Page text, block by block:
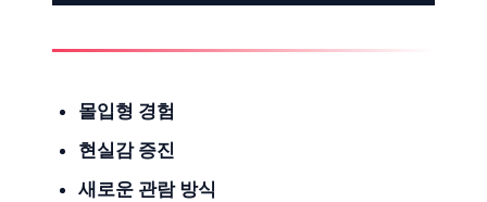
몰입형 경험
현실감 증진
새로운 관람 방식